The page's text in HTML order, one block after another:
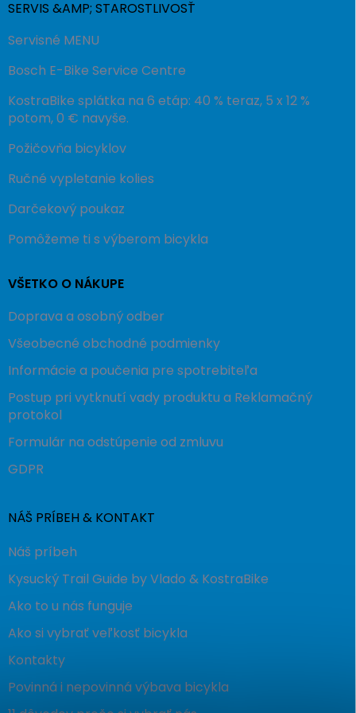
SERVIS &AMP; STAROSTLIVOSŤ
Servisné MENU
Bosch E-Bike Service Centre
KostraBike splátka na 6 etáp: 40 % teraz, 5 x 12 %
potom, 0 € navyše.
Požičovňa bicyklov
Ručné vypletanie kolies
Darčekový poukaz
Pomôžeme ti s výberom bicykla
VŠETKO O NÁKUPE
Doprava a osobný odber
Všeobecné obchodné podmienky
Informácie a poučenia pre spotrebiteľa
Postup pri vytknutí vady produktu a Reklamačný
protokol
Formulár na odstúpenie od zmluvu
GDPR
NÁŠ PRÍBEH & KONTAKT
Náš príbeh
Kysucký Trail Guide by Vlado & KostraBike
Ako to u nás funguje
Ako si vybrať veľkosť bicykla
Kontakty
Povinná i nepovinná výbava bicykla